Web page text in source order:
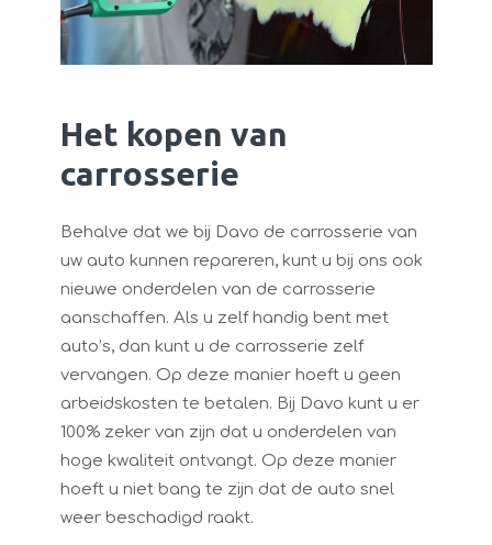
Het kopen van
carrosserie
Behalve dat we bij Davo de carrosserie van
uw auto kunnen repareren, kunt u bij ons ook
nieuwe onderdelen van de carrosserie
aanschaffen. Als u zelf handig bent met
auto’s, dan kunt u de carrosserie zelf
vervangen. Op deze manier hoeft u geen
arbeidskosten te betalen. Bij Davo kunt u er
100% zeker van zijn dat u onderdelen van
hoge kwaliteit ontvangt. Op deze manier
hoeft u niet bang te zijn dat de auto snel
weer beschadigd raakt.